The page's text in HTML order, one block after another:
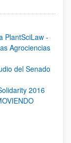
PlantSciLaw -
Agrociencias
del Senado
2016